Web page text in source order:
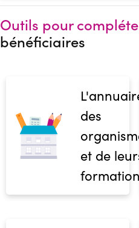
Outils pour
bénéficiaires
des
et de